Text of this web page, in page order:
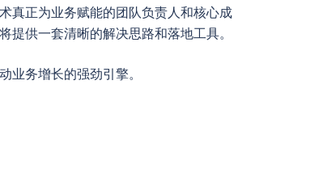
真正为业务赋能的团队负责人和核心成
供一套清晰的解决思路和落地工具。
务增长的强劲引擎。